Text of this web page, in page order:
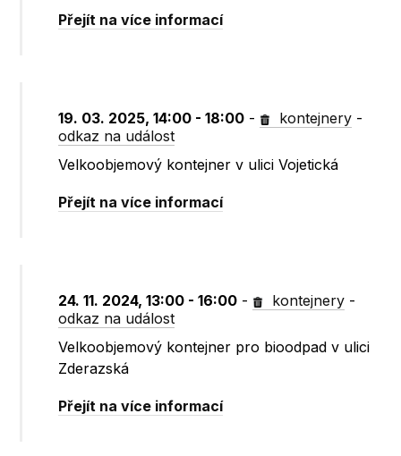
Přejít na více informací
19. 03. 2025, 14:00 - 18:00 - kontejnery -
odkaz na událost
Velkoobjemový kontejner v ulici Vojetická
Přejít na více informací
24. 11. 2024, 13:00 - 16:00 - kontejnery -
odkaz na událost
Velkoobjemový kontejner pro bioodpad v ulici
Zderazská
Přejít na více informací